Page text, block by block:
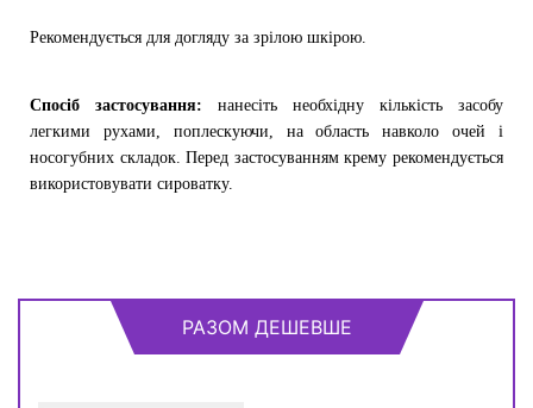
Рекомендується для догляду за зрілою шкірою.
Спосіб застосування:
нанесіть необхідну кількість засобу
легкими рухами, поплескуючи, на область навколо очей і
носогубних складок. Перед застосуванням крему рекомендується
використовувати сироватку.
РАЗОМ ДЕШЕВШЕ